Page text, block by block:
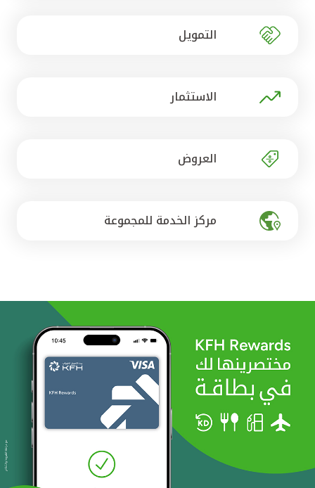
مصر
التمويل
الاستثمار
العروض
مركز الخدمة للمجموعة